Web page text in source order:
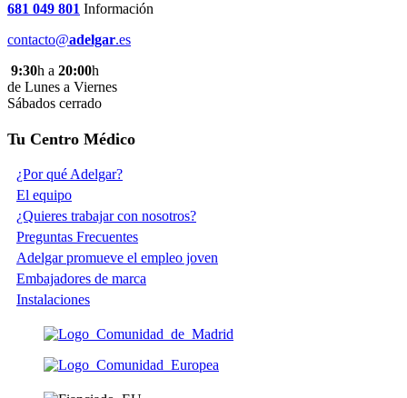
681 049 801 Información
contacto@adelgar.es
9:30h a 20:00h
de Lunes a Viernes
Sábados cerrado
Tu Centro Médico
¿Por qué Adelgar?
El equipo
¿Quieres trabajar con nosotros?
Preguntas Frecuentes
Adelgar promueve el empleo joven
Embajadores de marca
Instalaciones